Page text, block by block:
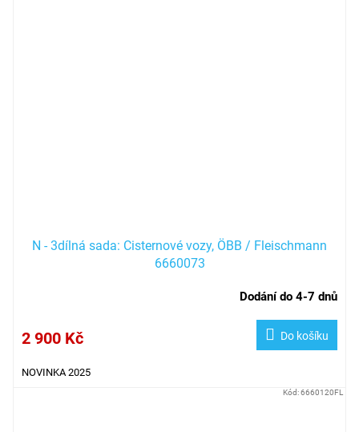
N - 3dílná sada: Cisternové vozy, ÖBB / Fleischmann
6660073
Dodání do 4-7 dnů
2 900 Kč Do košíku
NOVINKA 2025
Kód:6660120FL